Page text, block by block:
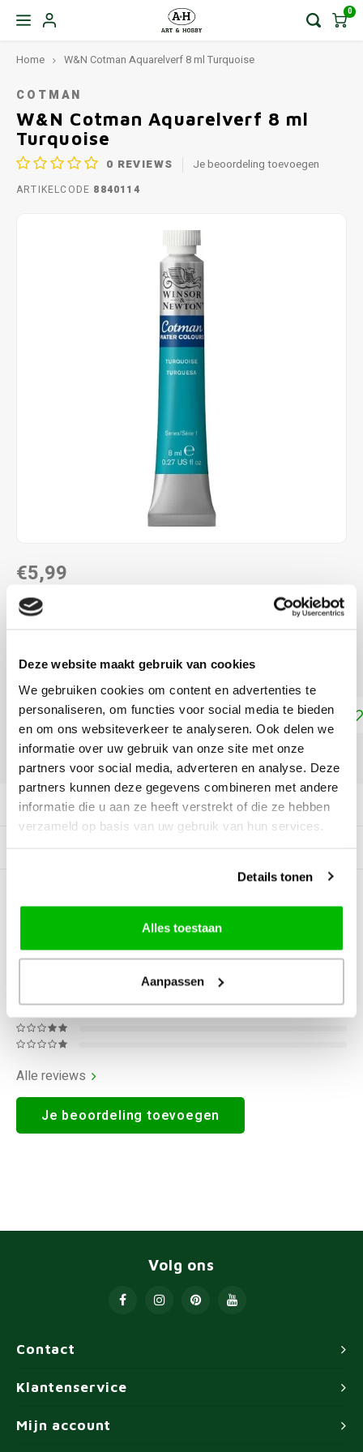
Deze website maakt gebruik van cookies
We gebruiken cookies om content en advertenties te
personaliseren, om functies voor social media te bieden
en om ons websiteverkeer te analyseren. Ook delen we
informatie over uw gebruik van onze site met onze
partners voor social media, adverteren en analyse. Deze
partners kunnen deze gegevens combineren met andere
informatie die u aan ze heeft verstrekt of die ze hebben
verzameld op basis van uw gebruik van hun services.
Details tonen
Alles toestaan
Aanpassen
0
Home W&N Cotman Aquarelverf 8 ml Turquoise
COTMAN
W&N Cotman Aquarelverf 8 ml
Turquoise
0 REVIEWS Je beoordeling toevoegen
ARTIKELCODE 8840114
€5,99
DIRECT LEVERBAAR
meer
Toevoegen aan winkelwagen
Productomschrijving
0Reviews
Alle reviews
Je beoordeling toevoegen
Contact
Volg ons
Klantenservice
Mijn account